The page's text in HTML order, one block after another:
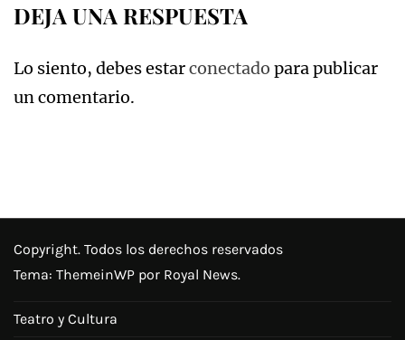
DEJA UNA RESPUESTA
Lo siento, debes estarconectado para publicar
un comentario.
Copyright. Todos los derechos reservados
Tema: ThemeinWP por Royal News.
Teatro y Cultura